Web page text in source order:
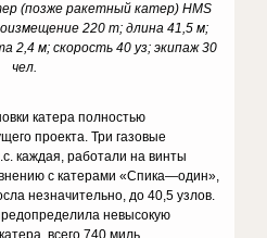
(позже ракетный катер) HMS
220 т; длина 41,5 м;
2,4 м; скорость 40 уз; экипаж 30
чел.
катера полностью
проекта. Три газовые
каждая, работали на винты
с катерами «Спика—один»,
незначительно, до 40,5 узлов.
невысокую
всего 740 миль.